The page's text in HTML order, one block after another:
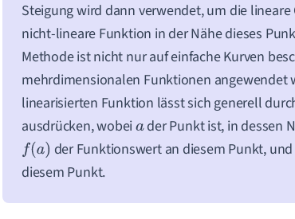
Steigung wird dann verwendet, um die
nicht-lineare Funktion in der Nähe dieses
Methode ist nicht nur auf einfache Kurven
mehrdimensionalen Funktionen angewendet
linearisierten Funktion lässt sich generell
ausdrücken, wobeiader Punkt ist, in dessen
f(a) der Funktionswert an diesem Punkt, und
diesem Punkt.